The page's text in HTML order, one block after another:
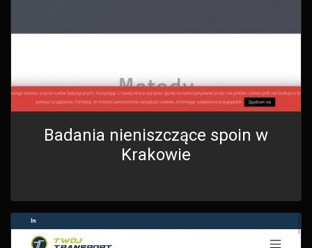
Badania nieniszczące spoin w
Krakowie